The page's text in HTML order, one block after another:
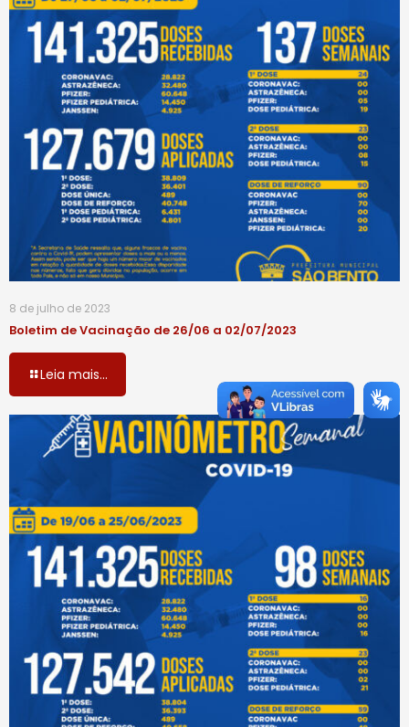
8 de julho de 2023
Boletim de Vacinação de 26/06 a 02/07/2023
Leia mais...